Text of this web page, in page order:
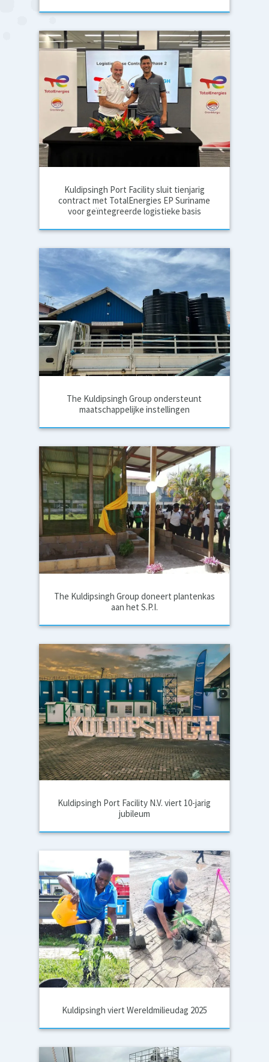
Kuldipsingh Port Facility sluit tienjarig
contract met TotalEnergies EP Suriname
voor geïntegreerde logistieke basis
The Kuldipsingh Group ondersteunt
maatschappelijke instellingen
The Kuldipsingh Group doneert plantenkas
aan het S.P.I.
Kuldipsingh Port Facility N.V. viert 10-jarig
jubileum
Kuldipsingh viert Wereldmilieudag 2025